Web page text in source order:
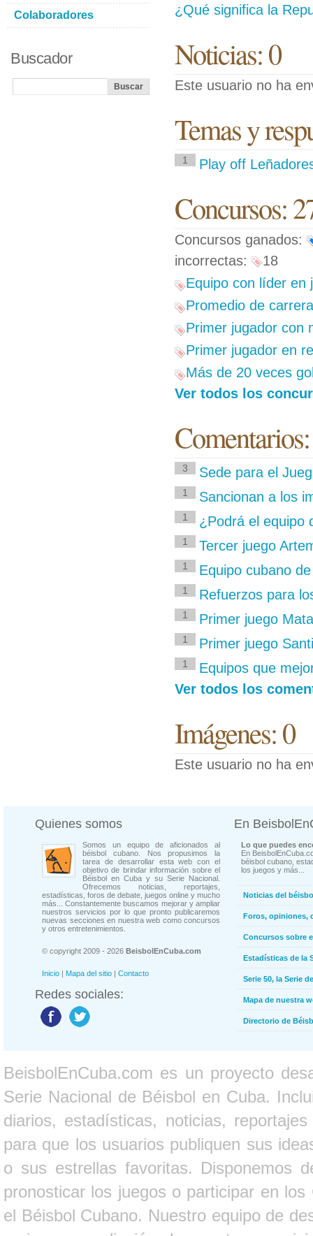
¿Qué significa la
Noticias: 0
Este usuario no ha
Temas y
1 Play off
Concursos:
Concursos ganados:
incorrectas:
18
Equipo con líder en
Promedio de
Primer jugador con
Primer jugador en
Más de 20 veces
Ver todos los
3 Sede para el
1 Sancionan a los
1 ¿Podrá el equipo
1 Tercer juego
1 Equipo cubano
1 Refuerzos para
1 Primer juego
1 Primer juego
1
Equipos que
Ver todos los
Imágenes: 0
Este usuario no ha
Colaboradores
Buscador
Quienes somos
Somos un equipo de aficionados al
béisbol cubano. Nos propusimos la
tarea de desarrollar esta web con el
objetivo de brindar información sobre el
Béisbol en Cuba y su Serie Nacional.
Ofrecemos noticias, reportajes,
estadísticas, foros de debate, juegos online y mucho
más... Constantemente buscamos mejorar y ampliar
nuestros servicios por lo que pronto publicaremos
nuevas secciones en nuestra web como concursos
y otros entretenimientos.
© copyright 2009 - 2026 BeisbolEnCuba.com
Inicio | Mapa del sitio | Contacto
Redes sociales:
En
Lo que puedes
En
béisbol cubano,
los juegos y más...
Noticias del
Foros, opiniones,
Concursos sobre
Estadísticas de la
Serie 50, la Serie
Mapa de nuestra
Directorio de
BeisbolEnCuba.com es un proyecto
Serie Nacional de Béisbol en Cuba.
diarios, estadísticas, noticias,
para que los usuarios publiquen sus
o sus estrellas favoritas. Disponemos
pronosticar los juegos o participar en
el Béisbol Cubano. Nuestro equipo de